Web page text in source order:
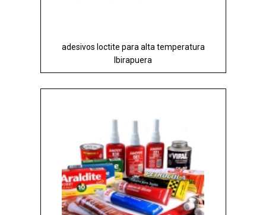
adesivos loctite para alta temperatura
Ibirapuera